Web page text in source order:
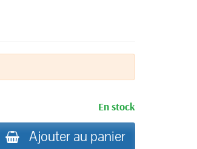
En stock
Ajouter au panier